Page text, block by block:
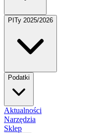
PITy 2025/2026
Podatki
Aktualności
Narzędzia
Sklep